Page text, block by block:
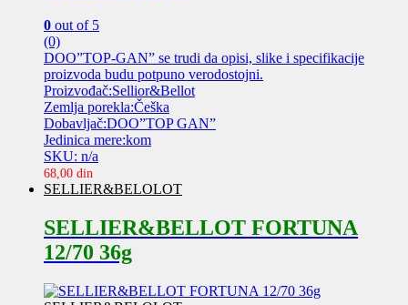
0 out of 5
(0)
DOO”TOP-GAN” se trudi da opisi, slike i specifikacije
proizvoda budu potpuno verodostojni.
Proizvođač:Sellior&Bellot
Zemlja porekla:Češka
Dobavljač:DOO”TOP GAN”
Jedinica mere:kom
SKU: n/a
68,00 din
SELLIER&BELOLOT
SELLIER&BELLOT FORTUNA
12/70 36g